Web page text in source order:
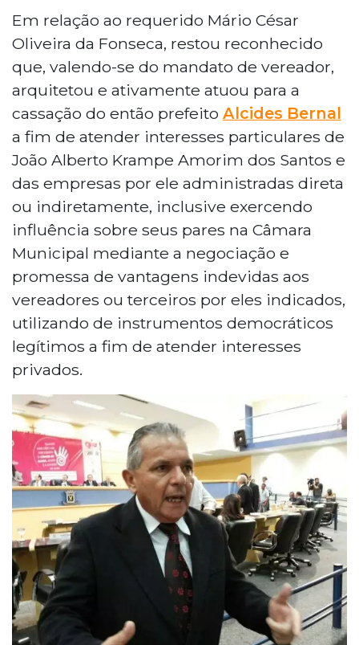
Em relação ao requerido Mário César
Oliveira da Fonseca, restou reconhecido
que, valendo-se do mandato de vereador,
arquitetou e ativamente atuou para a
cassação do então prefeito Alcides Bernal
a fim de atender interesses particulares de
João Alberto Krampe Amorim dos Santos e
das empresas por ele administradas direta
ou indiretamente, inclusive exercendo
influência sobre seus pares na Câmara
Municipal mediante a negociação e
promessa de vantagens indevidas aos
vereadores ou terceiros por eles indicados,
utilizando de instrumentos democráticos
legítimos a fim de atender interesses
privados.